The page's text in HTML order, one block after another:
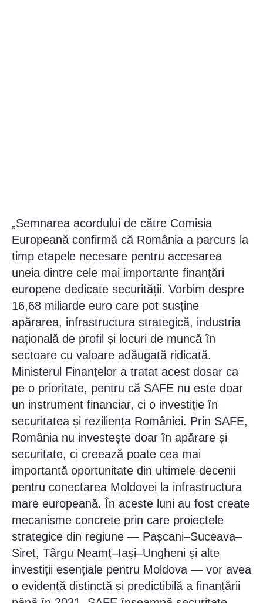
„Semnarea acordului de către Comisia
Europeană confirmă că România a parcurs la
timp etapele necesare pentru accesarea
uneia dintre cele mai importante finanțări
europene dedicate securității. Vorbim despre
16,68 miliarde euro care pot susține
apărarea, infrastructura strategică, industria
națională de profil și locuri de muncă în
sectoare cu valoare adăugată ridicată.
Ministerul Finanțelor a tratat acest dosar ca
pe o prioritate, pentru că SAFE nu este doar
un instrument financiar, ci o investiție în
securitatea și reziliența României. Prin SAFE,
România nu investește doar în apărare și
securitate, ci creează poate cea mai
importantă oportunitate din ultimele decenii
pentru conectarea Moldovei la infrastructura
mare europeană. În aceste luni au fost create
mecanisme concrete prin care proiectele
strategice din regiune — Pașcani–Suceava–
Siret, Târgu Neamț–Iași–Ungheni și alte
investiții esențiale pentru Moldova — vor avea
o evidență distinctă și predictibilă a finanțării